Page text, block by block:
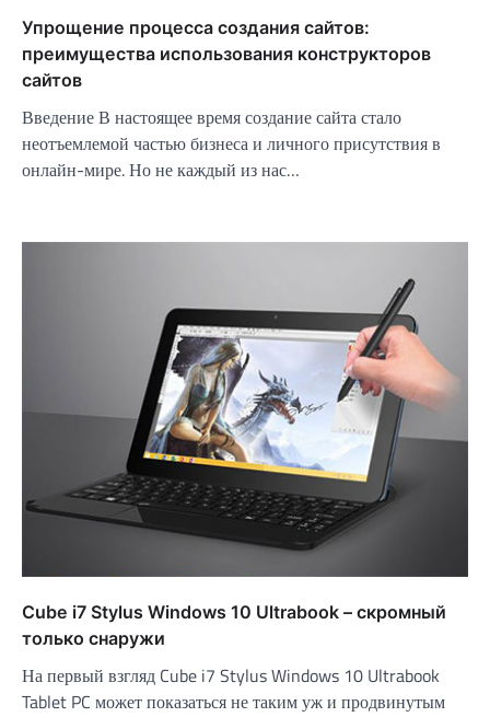
Упрощение процесса создания сайтов:
преимущества использования конструкторов
сайтов
Введение В настоящее время создание сайта стало
неотъемлемой частью бизнеса и личного присутствия в
онлайн-мире. Но не каждый из нас…
Cube i7 Stylus Windows 10 Ultrabook – скромный
только снаружи
На первый взгляд Cube i7 Stylus Windows 10 Ultrabook
Tablet PC может показаться не таким уж и продвинутым